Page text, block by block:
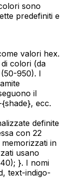
sono
predefiniti e
valori hex.
colori (da
950). I
il
ecc.
definite
con 22
in
usano
}. I nomi
text-indigo-